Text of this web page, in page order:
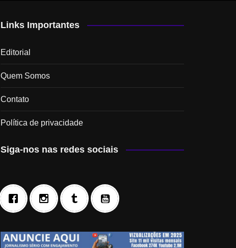
Links Importantes
Editorial
Quem Somos
Contato
Política de privacidade
Siga-nos nas redes sociais